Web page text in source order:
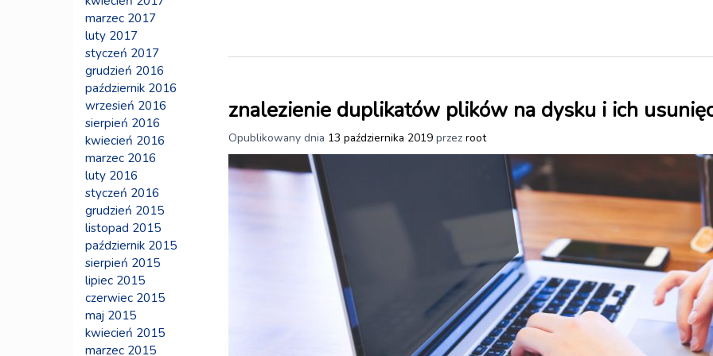
znalezienie duplikatów plików na dysku i ich
Opublikowany dnia 13 października 2019 przez root
marzec 2017
luty 2017
styczeń 2017
grudzień 2016
październik 2016
wrzesień 2016
sierpień 2016
kwiecień 2016
marzec 2016
luty 2016
styczeń 2016
grudzień 2015
listopad 2015
październik 2015
sierpień 2015
lipiec 2015
czerwiec 2015
maj 2015
kwiecień 2015
marzec 2015